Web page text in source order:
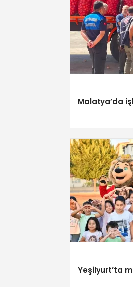
Malatya’da
Yeşilyurt’ta